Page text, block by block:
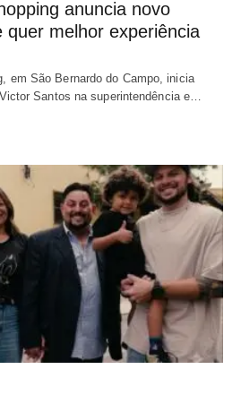
anuncia novo
quer melhor experiência
em São Bernardo do Campo, inicia
Santos na superintendência e…